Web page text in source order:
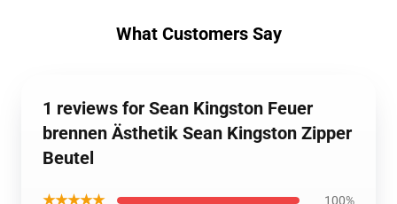
What Customers Say
1 reviews for Sean Kingston Feuer
brennen Ästhetik Sean Kingston Zipper
Beutel
★★★★★ 100%